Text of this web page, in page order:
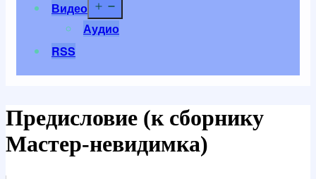
Видео
Аудио
RSS
Предисловие (к сборнику
Мастер-невидимка)